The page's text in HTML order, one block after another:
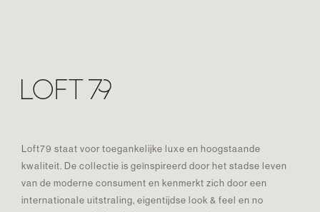
Loft79 staat voor toegankelijke luxe en hoogstaande
kwaliteit. De collectie is geïnspireerd door het stadse leven
van de moderne consument en kenmerkt zich door een
internationale uitstraling, eigentijdse look & feel en no